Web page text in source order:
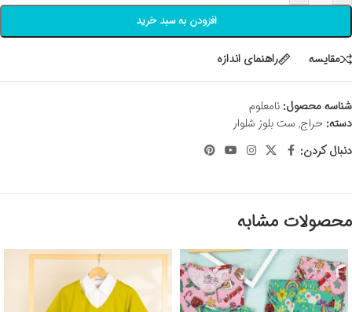
افزودن به سبد خرید
مقايسه راهنمای اندازه
شناسه محصول: نامعلوم
دسته: حراج, ست بلوز شلوار
دنبال کردن:
محصولات مشابه